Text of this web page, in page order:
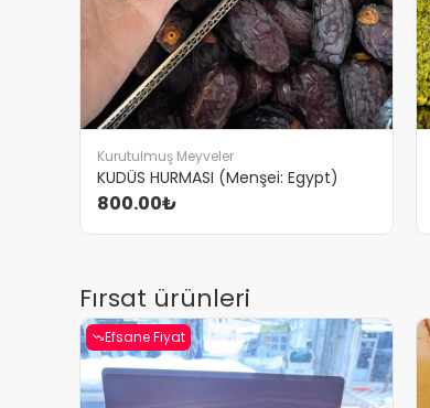
Kurutulmuş Meyveler
KUDÜS HURMASI (Menşei: Egypt)
800.00₺
Fırsat ürünleri
Efsane Fiyat